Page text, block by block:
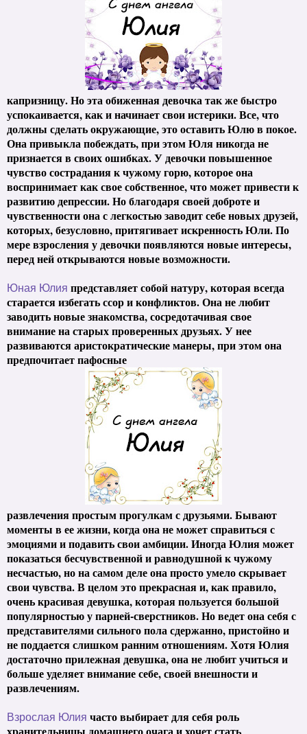
капризницу. Но эта обиженная девочка так же быстро
успокаивается, как и начинает свои истерики. Все, что
должны сделать окружающие, это оставить Юлю в покое.
Она привыкла побеждать, при этом Юля никогда не
признается в своих ошибках. У девочки повышенное
чувство сострадания к чужому горю, которое она
воспринимает как свое собственное, что может привести к
развитию депрессии. Но благодаря своей доброте и
чувственности она с легкостью заводит себе новых друзей,
которых, безусловно, притягивает искренность Юли. По
мере взросления у девочки появляются новые интересы,
перед ней открываются новые возможности.
Юная Юлия представляет собой натуру, которая всегда
старается избегать ссор и конфликтов. Она не любит
заводить новые знакомства, сосредотачивая свое
внимание на старых проверенных друзьях. У нее
развиваются аристократические манеры, при этом она
предпочитает пафосные
развлечения простым прогулкам с друзьями. Бывают
моменты в ее жизни, когда она не может справиться с
эмоциями и подавить свои амбиции. Иногда Юлия может
показаться бесчувственной и равнодушной к чужому
несчастью, но на самом деле она просто умело скрывает
свои чувства. В целом это прекрасная и, как правило,
очень красивая девушка, которая пользуется большой
популярностью у парней-сверстников. Но ведет она себя с
представителями сильного пола сдержанно, пристойно и
не поддается слишком ранним отношениям. Хотя Юлия
достаточно прилежная девушка, она не любит учиться и
больше уделяет внимание себе, своей внешности и
развлечениям.
Взрослая Юлия часто выбирает для себя роль
хранительницы домашнего очага и хочет стать